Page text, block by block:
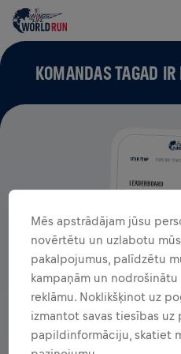
KOMANDAS TAGAD
Mēs apstrādājam jūsu
novērtētu un uzlabotu
pakalpojumus, palīdzētu
kampaņām un
reklāmu. Noklikšķinot uz
izmantot savas tiesības uz
papildinformāciju, skatiet